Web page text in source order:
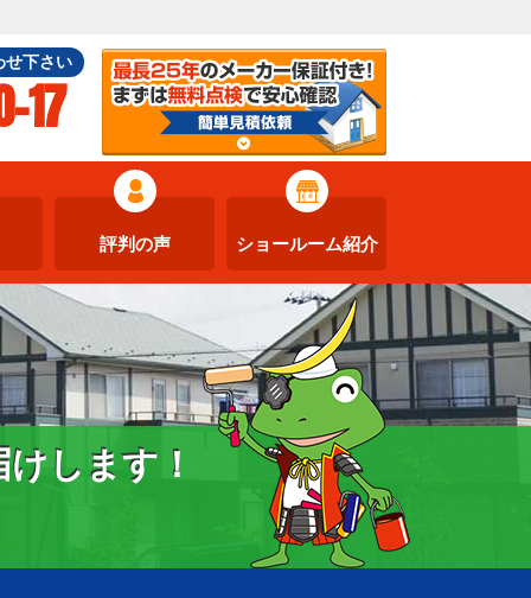
せ下さい
17
評判の声 ショールーム紹介
します！